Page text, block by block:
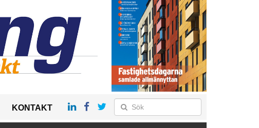
KONTAKT